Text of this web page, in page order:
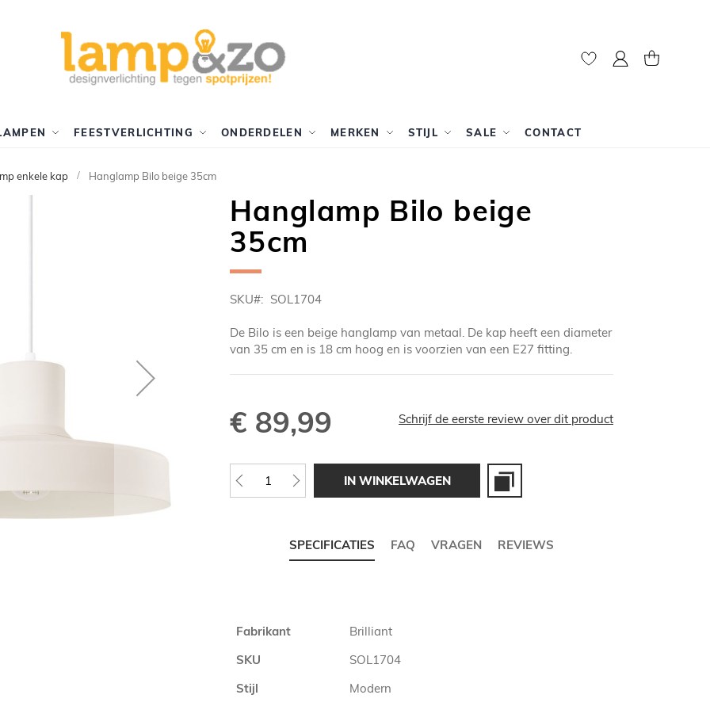
Mijn account
FEESTVERLICHTING ONDERDELEN MERKEN STIJL SALE CONTACT
enkele kap Hanglamp Bilo beige 35cm
Hanglamp Bilo beige
35cm
SKU SOL1704
De Bilo is een beige hanglamp van metaal. De kap heeft een diameter
van 35 cm en is 18 cm hoog en is voorzien van een E27 fitting.
€ 89,99 Schrijf de eerste review over dit product
IN WINKELWAGEN
SPECIFICATIES FAQ VRAGEN REVIEWS
Meer
Fabrikant
Brilliant
SKU
SOL1704
Stijl
Modern